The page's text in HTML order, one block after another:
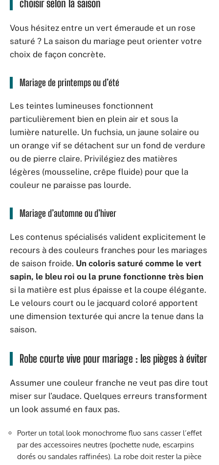
choisir selon la saison
Vous hésitez entre un vert émeraude et un rose
saturé ? La saison du mariage peut orienter votre
choix de façon concrète.
Mariage de printemps ou d’été
Les teintes lumineuses fonctionnent
particulièrement bien en plein air et sous la
lumière naturelle. Un fuchsia, un jaune solaire ou
un orange vif se détachent sur un fond de verdure
ou de pierre claire. Privilégiez des matières
légères (mousseline, crêpe fluide) pour que la
couleur ne paraisse pas lourde.
Mariage d’automne ou d’hiver
Les contenus spécialisés valident explicitement le
recours à des couleurs franches pour les mariages
de saison froide. Un coloris saturé comme le vert
sapin, le bleu roi ou la prune fonctionne très bien
si la matière est plus épaisse et la coupe élégante.
Le velours court ou le jacquard coloré apportent
une dimension texturée qui ancre la tenue dans la
saison.
Robe courte vive pour mariage : les pièges à éviter
Assumer une couleur franche ne veut pas dire tout
miser sur l’audace. Quelques erreurs transforment
un look assumé en faux pas.
Porter un total look monochrome fluo sans casser l’effet
par des accessoires neutres (pochette nude, escarpins
dorés ou sandales raffinées). La robe doit rester la pièce